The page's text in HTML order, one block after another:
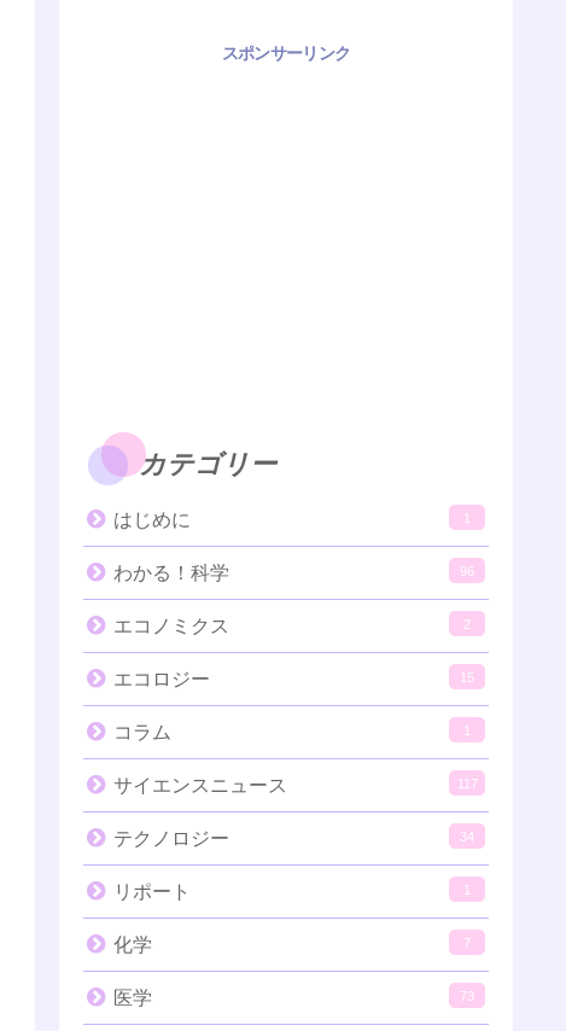
スポンサーリンク
カテゴリー
はじめに 1
わかる！科学 96
エコノミクス 2
エコロジー 15
コラム 1
サイエンスニュース 117
テクノロジー 34
リポート 1
化学 7
医学 73